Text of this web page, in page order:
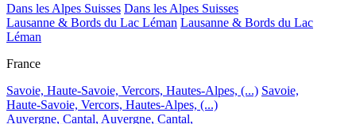
Dans les Alpes Suisses Dans les Alpes Suisses
Lausanne & Bords du Lac Léman Lausanne & Bords du Lac
Léman
France
Savoie, Haute-Savoie, Vercors, Hautes-Alpes, (...) Savoie,
Haute-Savoie, Vercors, Hautes-Alpes, (...)
Auvergne, Cantal, Auvergne, Cantal,